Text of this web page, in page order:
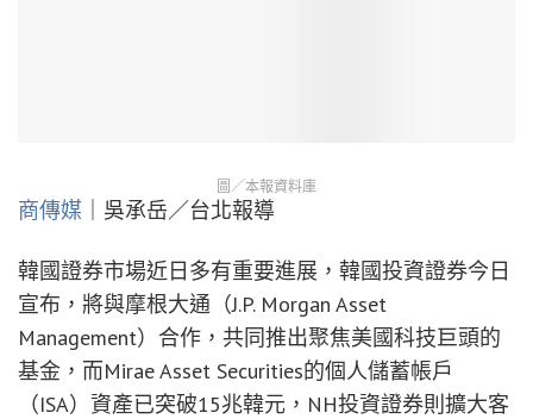
圖／本報資料庫
商傳媒 ｜吳承岳／台北報導
韓國證券市場近日多有重要進展，韓國投資證券今日
宣布，將與摩根大通（J.P. Morgan Asset
Management）合作，共同推出聚焦美國科技巨頭的
基金，而Mirae Asset Securities的個人儲蓄帳戶
（ISA）資產已突破15兆韓元，NH投資證券則擴大客